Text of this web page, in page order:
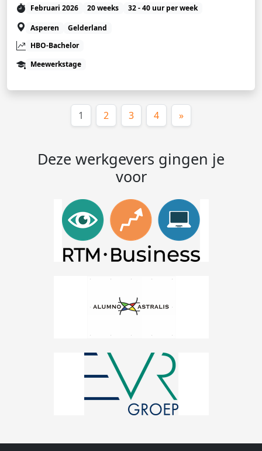
Februari 2026 20 weeks
32 - 40 uur per week
Asperen
Gelderland
HBO-Bachelor
Meewerkstage
1 (huidige)
2 3 4 »
Deze werkgevers gingen je
voor